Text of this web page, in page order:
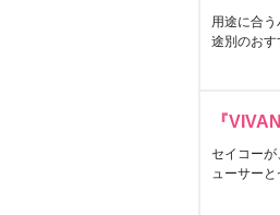
用途に合
途別のおす
『
セイコー
ューサーと